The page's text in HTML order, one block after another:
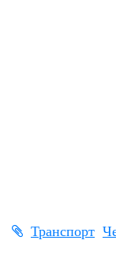
Транспорт